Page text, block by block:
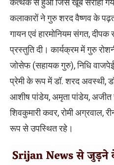
कत्थक से हुआ जिसे खूब सराहा
कलाकारों ने गुरु शरद वैष्णव के पढ़त
गायन एवं हारमोनियम संगत,
प्रस्तुति दी। कार्यक्रम में गुरु
जोसेफ (सहायक गुरु), निधि
प्रेमी के रूप में डॉ. शरद अवस्थी,
आशीष पांडेय, अमृता पांडेय, अजीत
शिवकुमारी कवर, रोमी अग्रवाल,
रूप से उपस्थित रहे।